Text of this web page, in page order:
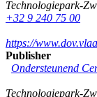
Technologiepark-
+32 9 240 75 00
https://
Publisher
Ondersteunend
Technologiepark-